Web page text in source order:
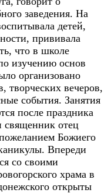
заведения. На
детей,
прививала
что в школе
изучению основ
организовано
творческих вечеров,
события. Занятия
после праздника
священник отец
Божиего
Впереди
со своими
храма в
открыты